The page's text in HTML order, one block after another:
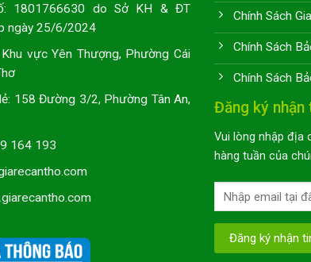
1801766630 do Sở KH & ĐT
ngày 25/6/2024
vực Yên Thượng, Phường Cái
158 Đường 3/2, Phường Tân An,
164 193
Chính Sách
Chính Sách
Chính Sách
Đăng ký nhận
Vui lòng nhập địa
hàng tuần của